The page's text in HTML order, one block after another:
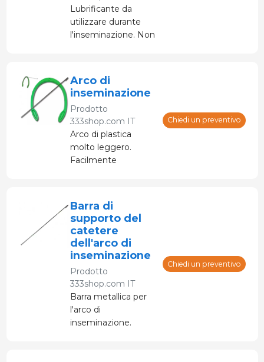
Lubrificante da
utilizzare durante
l'inseminazione. Non
le ferite nella zona
genitale della scrofa.
Arco di
inseminazione
Prodotto
333shop.com IT
Arco di plastica
molto leggero.
Facilmente
un'inseminazione più
rapida e migliore.
Chiedi un preventivo
Barra di
supporto del
catetere
dell'arco di
inseminazione
Prodotto
333shop.com IT
Barra metallica per
l'arco di
inseminazione.
Chiedi un preventivo